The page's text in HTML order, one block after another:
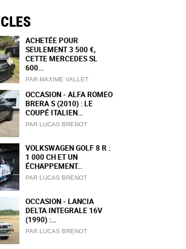
ACHETÉE POUR
SEULEMENT 3 500 €,
CETTE MERCEDES SL
600...
PAR MAXIME VALLET
OCCASION - ALFA ROMEO
BRERA S (2010) : LE
COUPÉ ITALIEN...
PAR LUCAS BRENOT
VOLKSWAGEN GOLF 8 R :
1 000 CH ET UN
ÉCHAPPEMENT...
PAR LUCAS BRENOT
OCCASION - LANCIA
DELTA INTEGRALE 16V
(1990) :...
PAR LUCAS BRENOT